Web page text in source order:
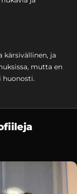
kärsivällinen, ja
mutta en
huonosti.